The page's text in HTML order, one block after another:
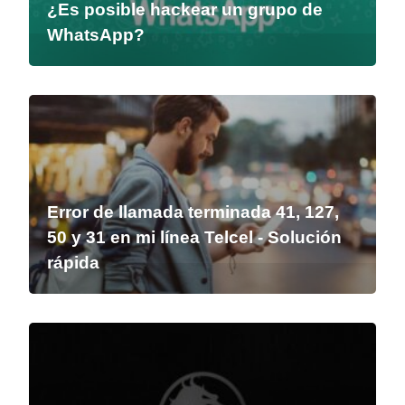
¿Es posible hackear un grupo de
WhatsApp?
Error de llamada terminada 41, 127,
50 y 31 en mi línea Telcel - Solución
rápida